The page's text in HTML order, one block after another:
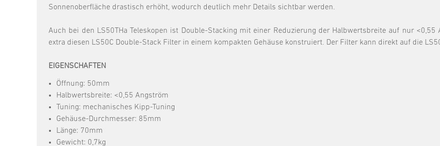
Sonnenoberfläche drastisch erhöht, wodurch deutlich mehr Details sichtbar werden.
Auch bei den LS50THa Teleskopen ist Double-Stacking mit einer Reduzierung der Halbwertsbreite auf nur
extra diesen LS50C Double-Stack Filter in einem kompakten Gehäuse konstruiert. Der Filter kann direkt auf die
EIGENSCHAFTEN
Öffnung: 50mm
Halbwertsbreite: <0,55 Angström
Tuning: mechanisches Kipp-Tuning
Gehäuse-Durchmesser: 85mm
Länge: 70mm
Gewicht: 0,7kg